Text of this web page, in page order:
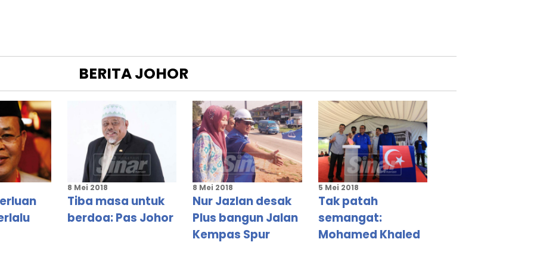
BERITAJOHOR
8 Mei 2018
Tiba masa untuk
berdoa: Pas Johor
8 Mei 2018
Nur Jazlan desak
Plus bangun Jalan
Kempas Spur
5 Mei 2018
Tak patah
semangat:
Mohamed Khaled